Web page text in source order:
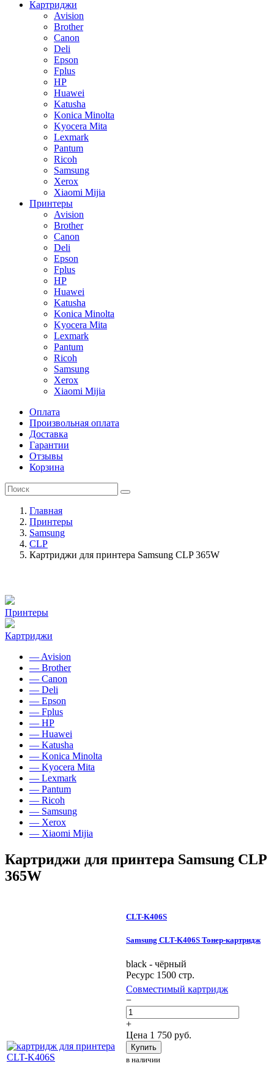
Картриджи
Avision
Brother
Canon
Deli
Epson
Fplus
HP
Huawei
Katusha
Konica Minolta
Kyocera Mita
Lexmark
Pantum
Ricoh
Samsung
Xerox
Xiaomi Mijia
Принтеры
Avision
Brother
Canon
Deli
Epson
Fplus
HP
Huawei
Katusha
Konica Minolta
Kyocera Mita
Lexmark
Pantum
Ricoh
Samsung
Xerox
Xiaomi Mijia
Оплата
Произвольная оплата
Доставка
Гарантии
Отзывы
Корзина
Главная
Принтеры
Samsung
CLP
Картриджи для принтера Samsung CLP 365W
Принтеры
Картриджи
— Avision
— Brother
— Canon
— Deli
— Epson
— Fplus
— HP
— Huawei
— Katusha
— Konica Minolta
— Kyocera Mita
— Lexmark
— Pantum
— Ricoh
— Samsung
— Xerox
— Xiaomi Mijia
Картриджи для принтера Samsung CLP
365W
CLT-K406S
Samsung CLT-K406S Тонер-картридж
black - чёрный
Ресурс 1500 стр.
Совместимый картридж
−
+
Цена 1 750 руб.
Купить
в наличии